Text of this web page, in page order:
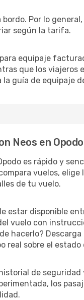
Por lo
según la tarifa.
equipaje
que los viajeros
guía de equipaje
Neos en Opodo
es rápido y
vuelos,
de tu vuelo.
estar disponible
vuelo con
hacerlo?
real sobre el estado
de
los